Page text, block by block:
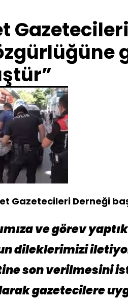
Gazetecileri Derneği
ve görev
dileklerimizi
son verilmesini
gazetecilere